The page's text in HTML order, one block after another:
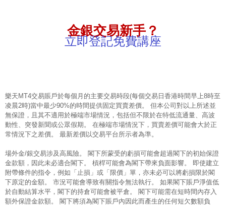
金銀交易新手？
立即登記免費講座
樂天MT4交易賬戶於每個月的主要交易時段(每個交易日香港時間早上8時至
凌晨2時)當中最少90%的時間提供固定買賣差價。 但本公司對以上所述並
無保證，且其不適用於極端市場情況，包括但不限於在特低流通量、高波
動性、突發新聞或公眾假期。 在極端市場情況下，買賣差價可能會大於正
常情況下之差價。 最新差價以交易平台所示者為準。
場外金/銀交易涉及高風險。 閣下所蒙受的虧損可能會超過閣下的初始保證
金款額，因此未必適合閣下。 槓桿可能會為閣下帶來負面影響。 即使建立
附帶條件的指令，例如「止損」或「限價」單，亦未必可以將虧損限於閣
下原定的金額。 市況可能會導致有關指令無法執行。 如果閣下賬戶淨值低
於自動結算水平，閣下的持倉可能會被平倉。 閣下可能需在短時間內存入
額外保證金款額。 閣下將須為閣下賬戶內因此而產生的任何短欠數額負